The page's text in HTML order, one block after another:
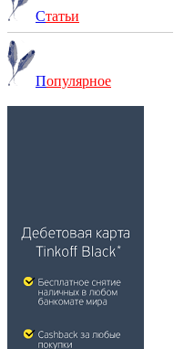
Статьи
Популярное